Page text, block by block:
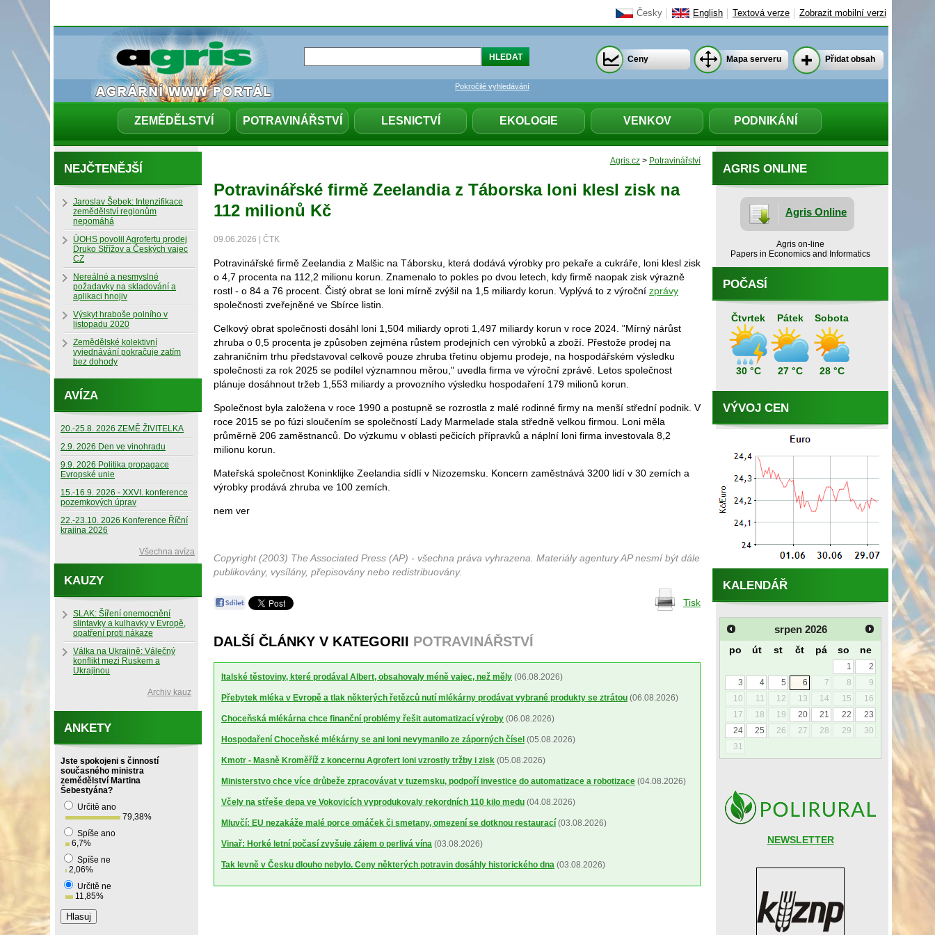
Česky English Textová verze Zobrazit mobilní verzi
ZEMĚDĚLSTVÍ POTRAVINÁŘSTVÍ LESNICTVÍ EKOLOGIE VENKOV PODNIKÁNÍ
Pokročilé vyhledávání
Ceny Mapa serveru Přidat obsah
Agris.cz > Potravinářství
Potravinářské firmě Zeelandia z Táborska loni klesl zisk na
112 milionů Kč
09.06.2026 | ČTK
Potravinářské firmě Zeelandia z Malšic na Táborsku, která dodává výrobky pro pekaře a cukráře, loni klesl zisk
o 4,7 procenta na 112,2 milionu korun. Znamenalo to pokles po dvou letech, kdy firmě naopak zisk výrazně
rostl - o 84 a 76 procent. Čistý obrat se loni mírně zvýšil na 1,5 miliardy korun. Vyplývá to z výroční zprávy
společnosti zveřejněné ve Sbírce listin.
Celkový obrat společnosti dosáhl loni 1,504 miliardy oproti 1,497 miliardy korun v roce 2024. "Mírný nárůst
zhruba o 0,5 procenta je způsoben zejména růstem prodejních cen výrobků a zboží. Přestože prodej na
zahraničním trhu představoval celkově pouze zhruba třetinu objemu prodeje, na hospodářském výsledku
společnosti za rok 2025 se podílel významnou měrou," uvedla firma ve výroční zprávě. Letos společnost
plánuje dosáhnout tržeb 1,553 miliardy a provozního výsledku hospodaření 179 milionů korun.
Společnost byla založena v roce 1990 a postupně se rozrostla z malé rodinné firmy na menší střední podnik. V
roce 2015 se po fúzi sloučením se společností Lady Marmelade stala středně velkou firmou. Loni měla
průměrně 206 zaměstnanců. Do výzkumu v oblasti pečicích přípravků a náplní loni firma investovala 8,2
milionu korun.
Mateřská společnost Koninklijke Zeelandia sídlí v Nizozemsku. Koncern zaměstnává 3200 lidí v 30 zemích a
výrobky prodává zhruba ve 100 zemích.
nem ver
Copyright (2003) The Associated Press (AP) - všechna práva vyhrazena. Materiály agentury AP nesmí být dále
publikovány, vysílány, přepisovány nebo redistribuovány.
Tisk
DALŠÍ ČLÁNKY V KATEGORII POTRAVINÁŘSTVÍ
Italské těstoviny, které prodával Albert, obsahovaly méně vajec, než měly (06.08.2026)
Přebytek mléka v Evropě a tlak některých řetězců nutí mlékárny prodávat vybrané produkty se ztrátou (06.08.2026)
Choceňská mlékárna chce finanční problémy řešit automatizací výroby (06.08.2026)
Hospodaření Choceňské mlékárny se ani loni nevymanilo ze záporných čísel (05.08.2026)
Kmotr - Masně Kroměříž z koncernu Agrofert loni vzrostly tržby i zisk (05.08.2026)
Ministerstvo chce více drůbeže zpracovávat v tuzemsku, podpoří investice do automatizace a robotizace (04.08.2026)
Včely na střeše depa ve Vokovicích vyprodukovaly rekordních 110 kilo medu (04.08.2026)
Mluvčí: EU nezakáže malé porce omáček či smetany, omezení se dotknou restaurací (03.08.2026)
Vinař: Horké letní počasí zvyšuje zájem o perlivá vína (03.08.2026)
Tak levně v Česku dlouho nebylo. Ceny některých potravin dosáhly historického dna (03.08.2026)
AGRIS ONLINE
Agris Online
Agris on-line
Papers in Economics and Informatics
POČASÍ
Čtvrtek
30 °C
Pátek
27 °C
Sobota
28 °C
VÝVOJ CEN
KALENDÁŘ
srpen 2026
po út st čt pá so ne
1
2
3
4 5 6 7 8
9
10
11 12 13 14 15
16
17
18 19 20 21 22
23
24
25 26 27 28 29
30
31
NEWSLETTER
NEJČTENĚJŠÍ
Jaroslav Šebek: Intenzifikace
zemědělství regionům
nepomáhá
ÚOHS povolil Agrofertu prodej
Druko Střížov a Českých vajec
CZ
Nereálné a nesmyslné
požadavky na skladování a
aplikaci hnojiv
Výskyt hraboše polního v
listopadu 2020
Zemědělské kolektivní
vyjednávání pokračuje zatím
bez dohody
AVÍZA
20.-25.8. 2026 ZEMĚ ŽIVITELKA
2.9. 2026 Den ve vinohradu
9.9. 2026 Politika propagace
Evropské unie
15.-16.9. 2026 - XXVI. konference
pozemkových úprav
22.-23.10. 2026 Konference Říční
krajina 2026
Všechna avíza
KAUZY
SLAK: Šíření onemocnění
slintavky a kulhavky v Evropě,
opatření proti nákaze
Válka na Ukrajině: Válečný
konflikt mezi Ruskem a
Ukrajinou
Archiv kauz
ANKETY
Jste spokojeni s činností
současného ministra
zemědělství Martina
Šebestyána?
Určitě ano
79,38%
Spíše ano
6,7%
Spíše ne
2,06%
Určitě ne
11,85%